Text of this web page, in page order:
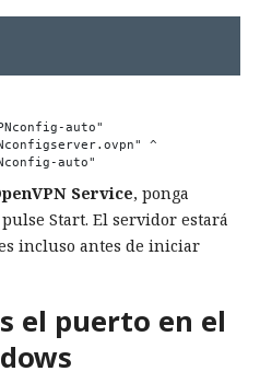
auto"
^
Service, ponga
Start. El servidor estará
incluso antes de iniciar
el puerto en el